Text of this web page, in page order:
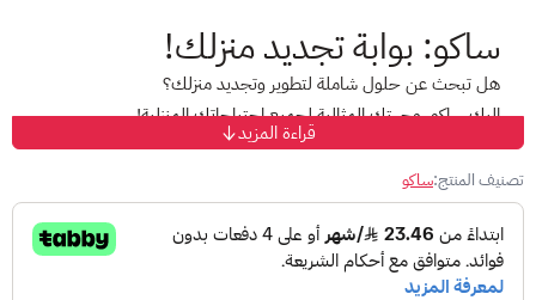
ساكو: بوابة تجديد منزلك!
هل تبحث عن حلول شاملة لتطوير وتجديد منزلك؟
إليك ساكو، وجهتك المثالية لجميع احتياجاتك المنزلية!
مع ساكو، أكبر متجر لتطوير المنزل في المملكة العربية السعودية،
ستتمكن من:
الاستفادة من تشكيلة واسعة من المنتجات عالية الجودة:من
أدوات وأجهزة منزلية إلى مستلزمات البناء والتشطيبات، كل ما تحتاجه
قراءة المزيد
تصنيف المنتج:ساكو